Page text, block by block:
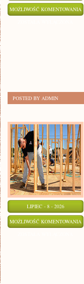
MOŻLIWOŚĆ KOMENTOWANIA
POSTED BY ADMIN
LIPIEC - 8 - 2026
MOŻLIWOŚĆ KOMENTOWANIA